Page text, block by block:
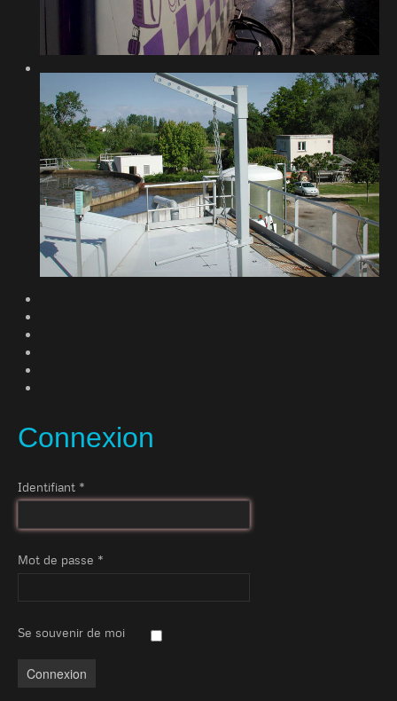
Connexion
Identifiant *
Mot de passe *
Se souvenir de moi
Connexion